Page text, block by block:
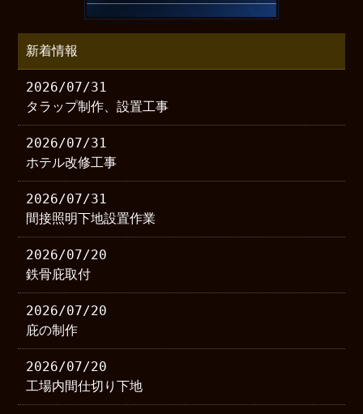
新着情報
2026/07/31
タラップ制作、設置工事
2026/07/31
ホテル改修工事
2026/07/31
間接照明下地設置作業
2026/07/20
鉄骨庇取付
2026/07/20
庇の制作
2026/07/20
工場内間仕切り下地